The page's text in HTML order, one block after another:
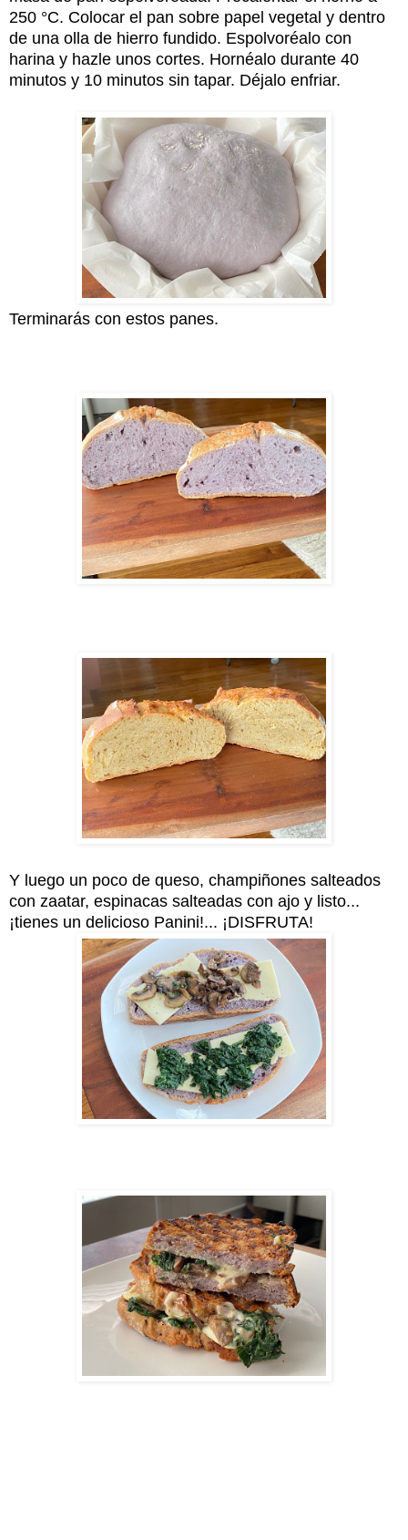
250 °C. Colocar el pan sobre papel vegetal y dentro
de una olla de hierro fundido. Espolvoréalo con
harina y hazle unos cortes. Hornéalo durante 40
minutos y 10 minutos sin tapar. Déjalo enfriar.
Terminarás con estos panes.
Y luego un poco de queso, champiñones salteados
con zaatar, espinacas salteadas con ajo y listo...
¡tienes un delicioso Panini!... ¡DISFRUTA!